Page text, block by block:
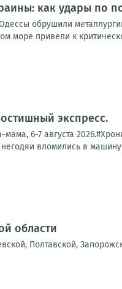
как удары по
обрушили
море привели к
экспресс.
6-7 августа
вломились в машину
области
Полтавской,